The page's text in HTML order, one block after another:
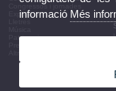
Congressos i jornades
Exposicions
Patrimoni
informació Més